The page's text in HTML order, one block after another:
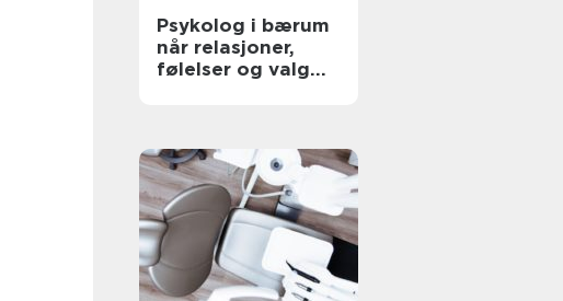
Psykolog i bærum
når relasjoner,
følelser og valg